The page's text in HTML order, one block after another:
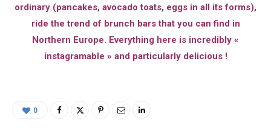
ordinary (pancakes, avocado toats, eggs in all its forms),
ride the trend of brunch bars that you can find in
Northern Europe. Everything here is incredibly «
instagramable » and particularly delicious !
0